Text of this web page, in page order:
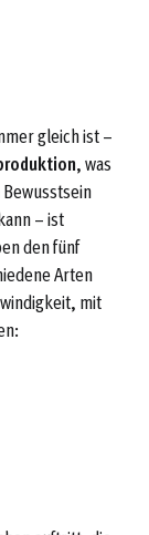
gleich ist –
, was
– ist
den fünf
Arten
mit